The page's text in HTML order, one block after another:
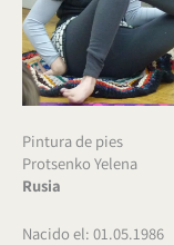
Pintura de pies
Protsenko Yelena
Rusia
Nacido el: 01.05.1986